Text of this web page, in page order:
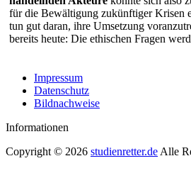
für die Bewältigung zukünftiger Krisen
tun gut daran, ihre Umsetzung
bereits heute: Die ethischen Fragen
Impressum
Datenschutz
Bildnachweise
Informationen
Copyright © 2026 studienretter.de Alle